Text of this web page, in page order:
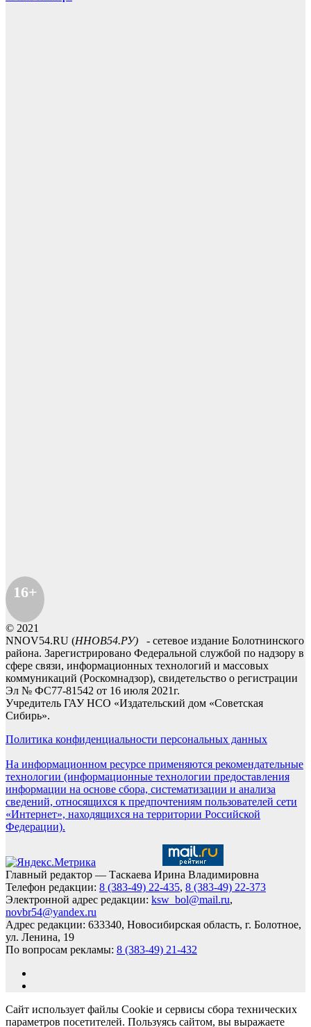
16+
© 2021
NNOV54.RU (ННОВ54.РУ) - сетевое издание Болотнинского
района. Зарегистрировано Федеральной службой по надзору в
сфере связи, информационных технологий и массовых
коммуникаций (Роскомнадзор), свидетельство о регистрации
Эл № ФС77-81542 от 16 июля 2021г.
Учредитель ГАУ НСО «Издательский дом «Советская
Сибирь».
Политика конфиденциальности персональных данных
На информационном ресурсе применяются рекомендательные
технологии (информационные технологии предоставления
информации на основе сбора, систематизации и анализа
сведений, относящихся к предпочтениям пользователей сети
«Интернет», находящихся на территории Российской
Федерации).
Главный редактор — Таскаева Ирина Владимировна
Телефон редакции: 8 (383-49) 22-435, 8 (383-49) 22-373
Электронной адрес редакции: ksw_bol@mail.ru,
novbr54@yandex.ru
Адрес редакции: 633340, Новосибирская область, г. Болотное,
ул. Ленина, 19
По вопросам рекламы: 8 (383-49) 21-432
Сайт использует файлы Cookie и сервисы сбора технических
параметров посетителей. Пользуясь сайтом, вы выражаете